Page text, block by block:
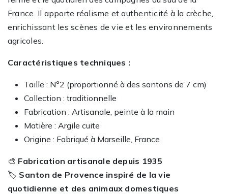
France. Il apporte réalisme et authenticité à la crèche,
enrichissant les scènes de vie et les environnements
agricoles.
Caractéristiques techniques :
Taille : N°2 (proportionné à des santons de 7 cm)
Collection : traditionnelle
Fabrication : Artisanale, peinte à la main
Matière : Argile cuite
Origine : Fabriqué à Marseille, France
🎨 Fabrication artisanale depuis 1935
🏷️ Santon de Provence inspiré de la vie
quotidienne et des animaux domestiques